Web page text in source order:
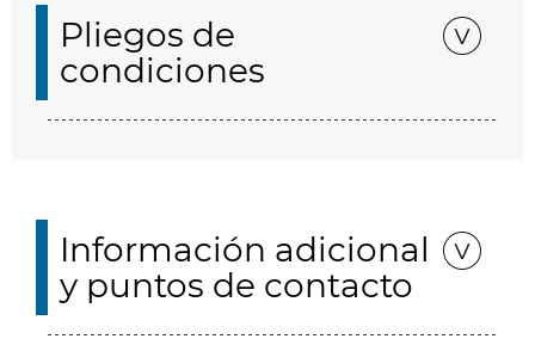
Pliegos de
condiciones
Información adicional
y puntos de contacto